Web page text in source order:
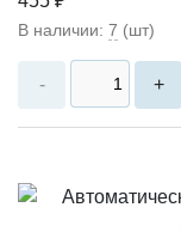
В наличии: 7 (шт)
- +